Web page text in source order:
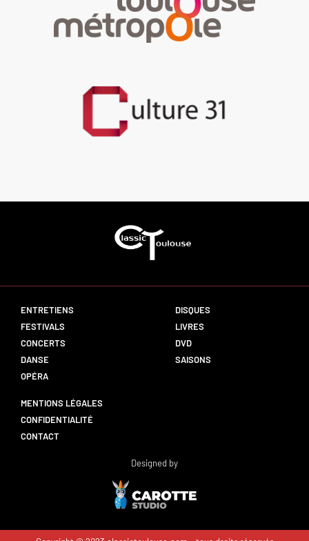
ENTRETIENS
FESTIVALS
CONCERTS
DANSE
OPÉRA
DISQUES
LIVRES
DVD
SAISONS
MENTIONS LÉGALES
CONFIDENTIALITÉ
CONTACT
Designed by